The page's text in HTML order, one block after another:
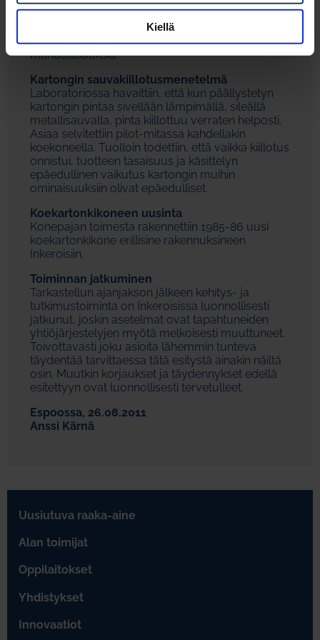
Kiellä
1975 menetelmä toimikin erinomaisesti. – Sen
laajempimittaiseen kehitykseen ja sovellukseen ei
yhtiön puitteissa kuitenkaan löytynyt
mahdollisuuksia.
Kartongin sauvakiillotusmenetelmä
Laboratoriossa havaittiin, että kun päällystetyn
kartongin pintaa sivellään lämpimällä, sileällä
metallisauvalla, pinta kiillottuu verraten helposti.
Asiaa selvitettiin pilot-mitassa kahdellakin
koekoneella. Tuolloin todettiin, että vaikka kiillotus
onnistui, tuotteen tasaisuus ja käsittelyn
epäedullinen vaikutus kartongin muihin
ominaisuuksiin olivat epäedulliset.
Koekartonkikoneen uusinta
Konepajan toimesta rakennettiin 1985-86 uusi
koekartonkikone erillisine rakennuksineen
Inkeroisiin.
Toiminnan jatkuminen
Tarkastellun ajanjakson jälkeen kehitys- ja
tutkimustoiminta on Inkeroisissa luonnollisesti
jatkunut, joskin asetelmat ovat tapahtuneiden
yhtiöjärjestelyjen myötä melkoisesti muuttuneet.
Toivottavasti joku asioita lähemmin tunteva
täydentää tarvittaessa tätä esitystä ainakin näiltä
osin. Muutkin korjaukset ja täydennykset edellä
esitettyyn ovat luonnollisesti tervetulleet.
Espoossa, 26.08.2011
Anssi Kärnä
Uusiutuva raaka-aine
Alan toimijat
Oppilaitokset
Yhdistykset
Innovaatiot